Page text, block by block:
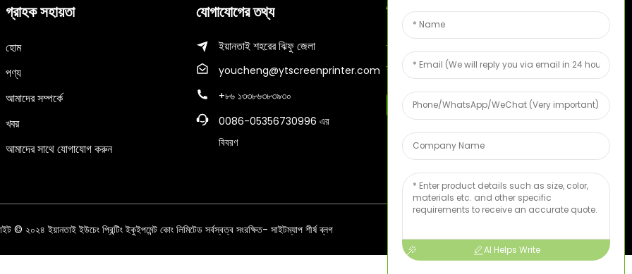
গ্রাহক সহায়তা
হোম
পণ্য
আমাদের সম্পর্কে
খবর
আমাদের সাথে যোগাযোগ করুন
যোগাযোগের তথ্য
ইয়ানতাই শহরের ঝিফু জেলা
youcheng@ytscreenprinter.com
+৮৬ ১৩৩৮৬৩৮৩৯৩০
0086-05356730996 এর
বিবরণ
নিউজলেটার
আপনার ইমেল লিখুন এবং আমরা আপনাকে
সর্বশেষ তথ্য পরিকল্পনা পাঠাবো।
বিনামূল্যে ফলের নমুনা
© ২০২৪ ইয়ানতাই ইউচেং প্রিন্টিং ইকুইপমেন্ট কোং লিমিটেড সর্বস্বত্ব সংরক্ষিত- সাইটম্যাপ শীর্ষ ব্লগ
AI Helps Write